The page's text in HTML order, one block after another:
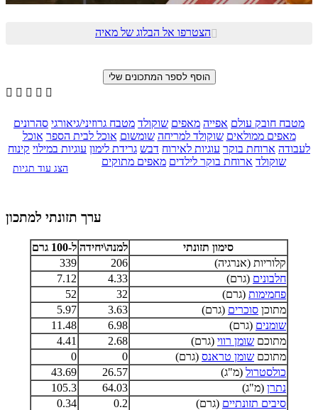
הצטרפו אל הבלוג של מאיה
    
מטבח חובק עולם אפייה מאפים שוקולד מטבח גרוזיני/גיאורגי סהרונים
מאפים ממולאים שוקולד למריחה שומשום אוכל לבית הספר אוכל
לעבודה ארוחת בוקר עוגיות לאירוח דבש גרידת לימון עוגיות במילוי קינוח
שוקולד ארוחת בוקר לילדים מאפים מתוקים
הצג עוד תגיות
ערך תזונתי למתכון
סימון תזונתי למנה\יחידה ל-100 גרם
קלוריות (אנרגיה)
206
339
חלבונים (גרם) 4.33
7.12
פחמימות (גרם) 32
52
מתוכן סוכרים (גרם) 3.63
5.97
שומנים (גרם) 6.98
11.48
מתוכם שומן רווי (גרם) 2.68
4.41
מתוכם שומן טראנס (גרם) 0
0
כולסטרול (מ"ג) 26.57
43.69
נתרן (מ"ג) 64.03
105.3
סיבים תזונתיים (גרם) 0.2
0.34